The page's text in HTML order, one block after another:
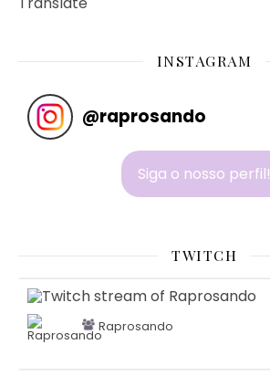
INSTAGRAM
@raprosando
Siga o nosso perfil!
TWITCH
Raprosando